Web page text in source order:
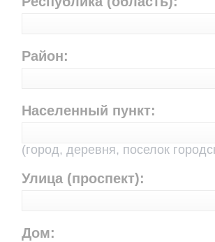
Район:
Населенный пункт:
(город, деревня, поселок
Улица (проспект):
Дом: